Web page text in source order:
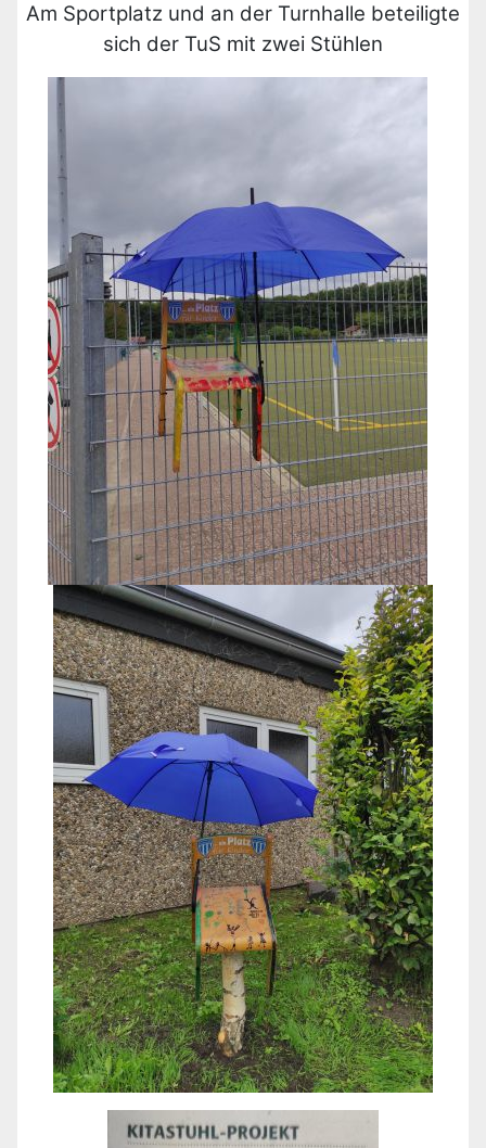
Am Sportplatz und an der Turnhalle beteiligte
sich der TuS mit zwei Stühlen